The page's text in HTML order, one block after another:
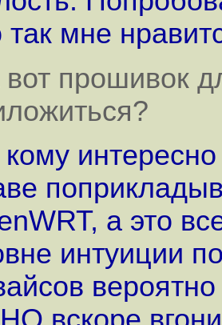
так мне
прошивок
кому
а это
интуиции